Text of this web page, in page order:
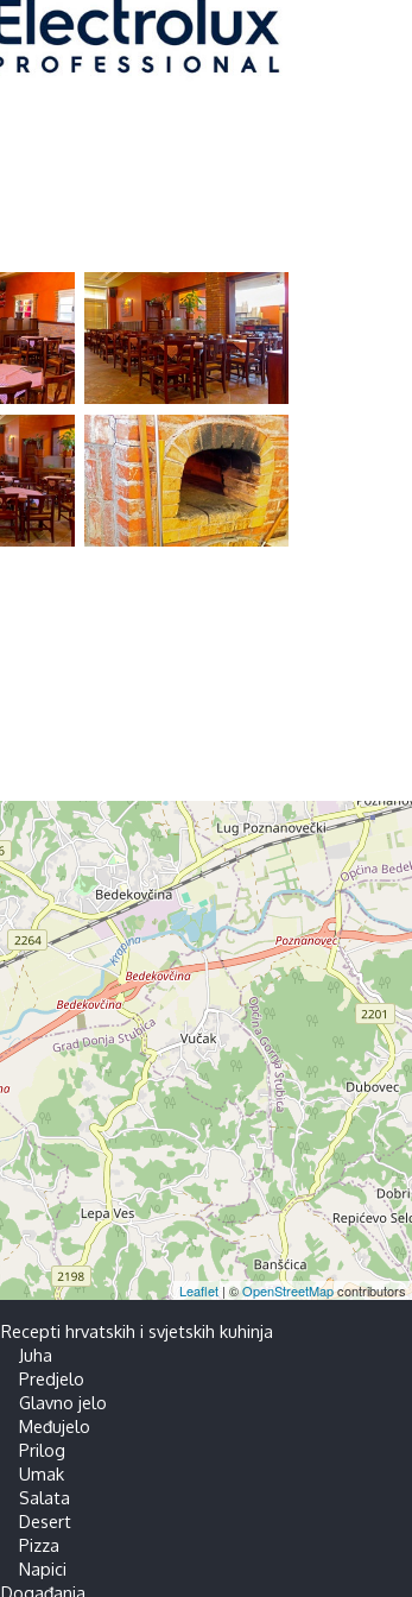
Leaflet| ©OpenStreetMapcontributors
Recepti hrvatskih i svjetskih kuhinja
Juha
Predjelo
Glavno jelo
Međujelo
Prilog
Umak
Salata
Desert
Pizza
Napici
Događanja